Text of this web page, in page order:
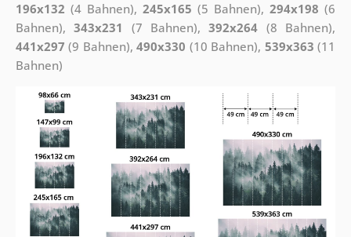
196x132 (4 Bahnen), 245x165 (5 Bahnen),294x198 (6
Bahnen),343x231 (7 Bahnen),392x264 (8 Bahnen),
441x297 (9 Bahnen),490x330 (10 Bahnen), 539x363 (11
Bahnen)